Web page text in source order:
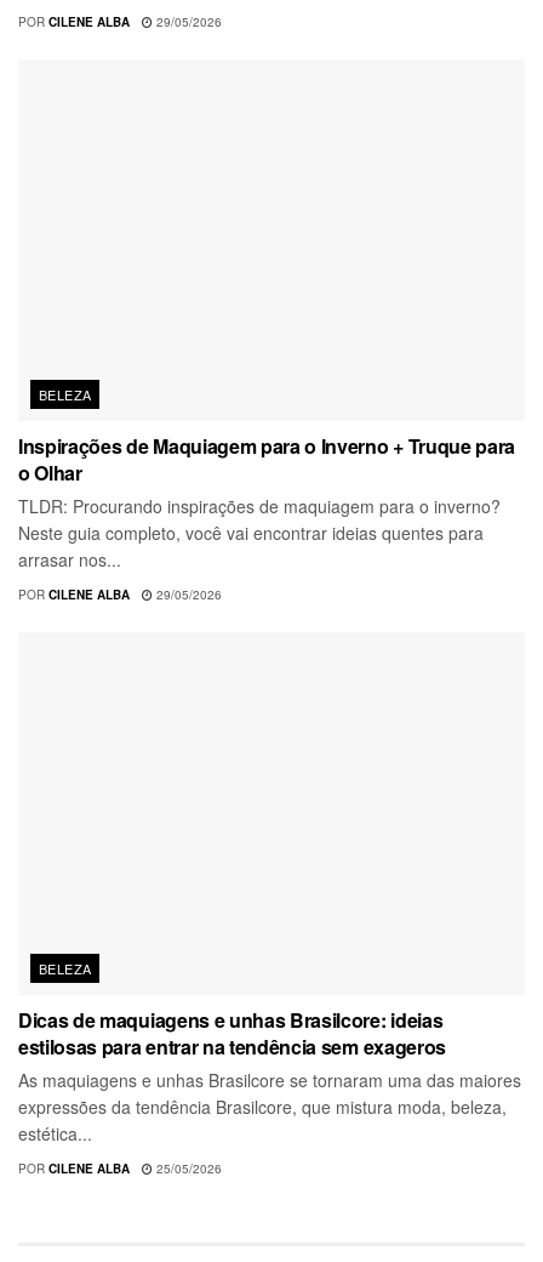
POR CILENE ALBA 29/05/2026
BELEZA
Inspirações de Maquiagem para o Inverno + Truque para
o Olhar
TLDR: Procurando inspirações de maquiagem para o inverno?
Neste guia completo, você vai encontrar ideias quentes para
arrasar nos...
POR CILENE ALBA 29/05/2026
BELEZA
Dicas de maquiagens e unhas Brasilcore: ideias
estilosas para entrar na tendência sem exageros
As maquiagens e unhas Brasilcore se tornaram uma das maiores
expressões da tendência Brasilcore, que mistura moda, beleza,
estética...
POR CILENE ALBA 25/05/2026